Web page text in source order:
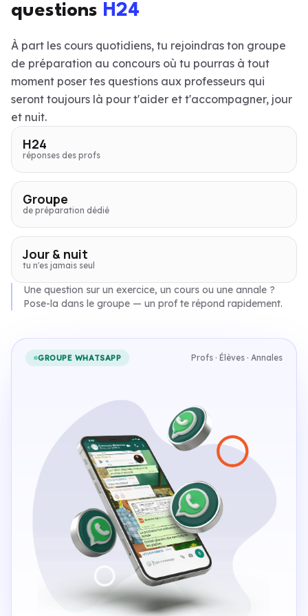
questions H24
À part les cours quotidiens, tu rejoindras ton groupe
de préparation au concours où tu pourras à tout
moment poser tes questions aux professeurs qui
seront toujours là pour t'aider et t'accompagner, jour
et nuit.
H24
réponses des profs
Groupe
de préparation dédié
Jour & nuit
tu n'es jamais seul
Une question sur un exercice, un cours ou une annale ?
Pose-la dans le groupe — un prof te répond rapidement.
GROUPE WHATSAPP Profs · Élèves · Annales